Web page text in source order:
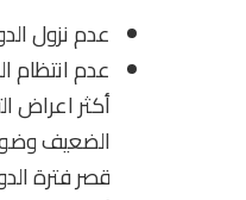
عدم نزول
عدم انتظام
أكثر اعراض
الضعيف